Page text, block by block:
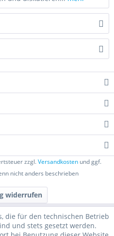
zzgl.Versandkosten und ggf.
nicht anders beschrieben
widerrufen
die für den technischen Betrieb
und stets gesetzt werden.